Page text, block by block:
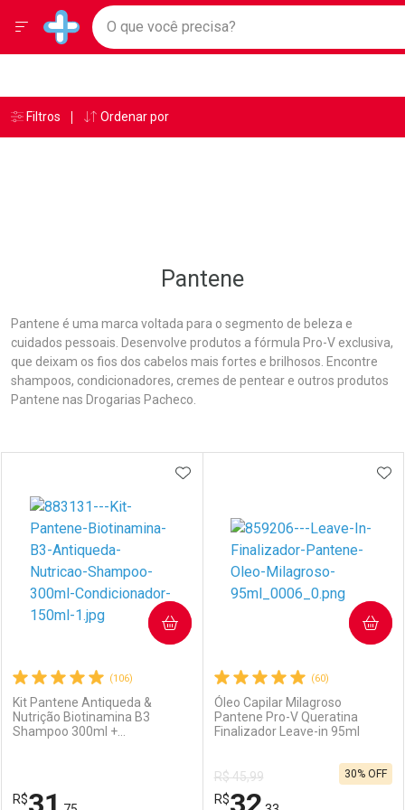
Drogarias Pacheco
Baixe nosso APP e aproveite Ofertas Exclusivas!
Ir direto para a home
pela página
Ir direto para o conteúdo
Ir direto para a busca
Ir direto para a ajuda
Ir direto para a notificações
Faça a sua busca
O que você precisa?
Menu
Breadcrumb
Drogarias Pacheco Pantene
Pantene
Pantene é uma marca voltada para o segmento de beleza e
cuidados pessoais. Desenvolve produtos a fórmula Pro-V exclusiva,
que deixam os fios dos cabelos mais fortes e brilhosos. Encontre
shampoos, condicionadores, cremes de pentear e outros produtos
Pantene nas Drogarias Pacheco.
(106)
Kit Pantene Antiqueda &
Nutrição Biotinamina B3
Shampoo 300ml +
R$
ADICIONAR AOS FAVORITOS
COMPRAR
(60)
Óleo Capilar Milagroso
Pantene Pro-V Queratina
Finalizador Leave-in 95ml
R$ 45,99
R$
30% OFF
COMPRAR
Âncoras
Filtros Ordenar por